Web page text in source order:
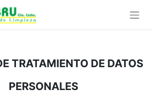
TRATAMIENTO DE DATOS
PERSONALES